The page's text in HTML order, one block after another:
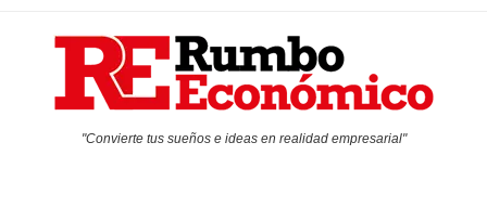
"Convierte tus sueños e ideas en realidad empresarial"